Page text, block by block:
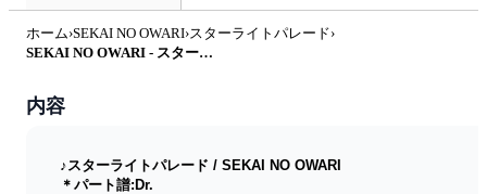
ホーム›SEKAI NO OWARI›スターライトパレード›
SEKAI NO OWARI - スターライトパレード (Dr./ドラム譜) by Score by Reng
内容
♪スターライトパレード / SEKAI NO OWARI
＊パート譜:Dr.